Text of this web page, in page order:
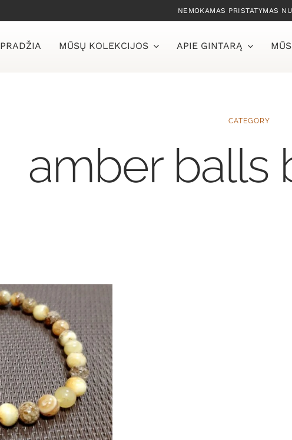
NEMOKAMAS PRISTATYMAS
PRADŽIA MŪSŲ KOLEKCIJOS APIE GINTARĄ
CATEGORY
amber balls